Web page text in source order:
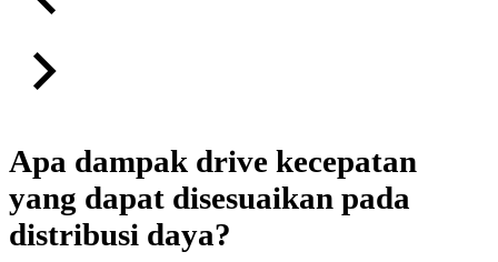
Apa dampak drive kecepatan
yang dapat disesuaikan pada
distribusi daya?